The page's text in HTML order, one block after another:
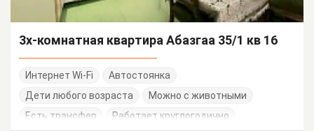
3х-комнатная квартира Абазгаа 35/1 кв 16
Интернет Wi-Fi
Автостоянка
Дети любого возраста
Можно с животными
Есть трансфер
Работает круглогодично